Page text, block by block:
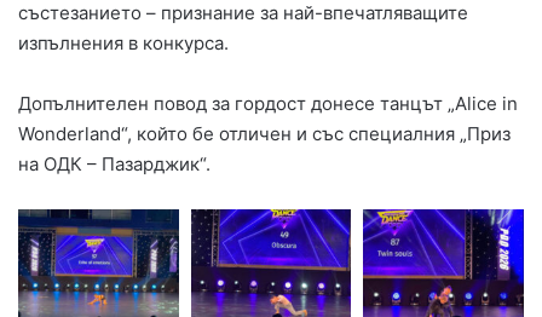
състезанието – признание за най-впечатляващите
изпълнения в конкурса.
Допълнителен повод за гордост донесе танцът „Alice in
Wonderland“, който бе отличен и със специалния „Приз
на ОДК – Пазарджик“.